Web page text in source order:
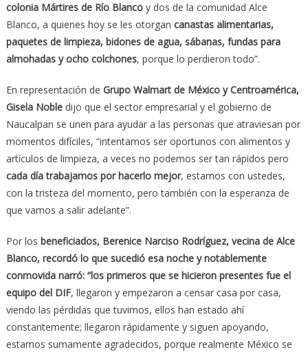
colonia Mártires de Río Blancoy dos de la comunidad Alce
Blanco, a quienes hoy se les otorgan canastas alimentarias,
paquetes de limpieza, bidones de agua, sábanas, fundas para
almohadas y ocho colchones, porque lo perdieron todo”.
En representación de Grupo Walmart de México y Centroamérica,
Gisela Nobledijo que el sector empresarial y el gobierno de
Naucalpan se unen para ayudar a las personas que atraviesan por
momentos difíciles, “intentamos ser oportunos con alimentos y
artículos de limpieza, a veces no podemos ser tan rápidos pero
cada día trabajamos por hacerlo mejor, estamos con ustedes,
con la tristeza del momento, pero también con la esperanza de
que vamos a salir adelante”.
Por los beneficiados, Berenice Narciso Rodríguez, vecina de Alce
Blanco, recordó lo que sucedió esa noche y notablemente
conmovida narró: “los primeros que se hicieron presentes fue el
equipo del DIF, llegaron y empezaron a censar casa por casa,
viendo las pérdidas que tuvimos, ellos han estado ahí
constantemente; llegaron rápidamente y siguen apoyando,
estamos sumamente agradecidos, porque realmente México se